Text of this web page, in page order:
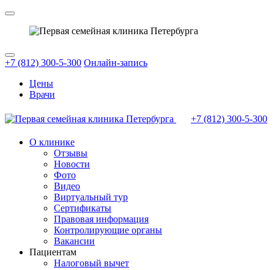
+7 (812) 300-5-300 Онлайн-запись
Цены
Врачи
+7 (812) 300-5-300
О клинике
Отзывы
Новости
Фото
Видео
Виртуальный тур
Сертификаты
Правовая информация
Контролирующие органы
Вакансии
Пациентам
Налоговый вычет